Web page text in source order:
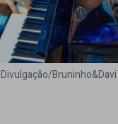
Divulgação/Bruninho&Davi